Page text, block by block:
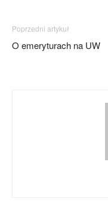
Poprzedni artykuł
O emeryturach na UW